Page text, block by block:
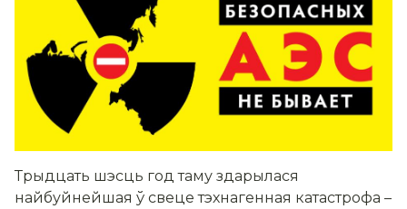
Трыдцать шэсць год таму здарылася
найбуйнейшая ў свеце тэхнагенная катастрофа –